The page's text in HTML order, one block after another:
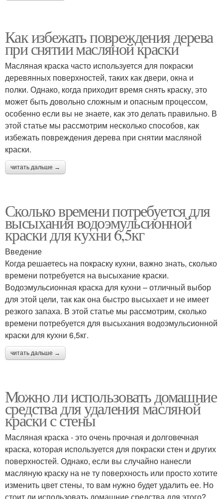
Как избежать повреждения дерева
при снятии масляной краски
Масляная краска часто используется для покраски
деревянных поверхностей, таких как двери, окна и
полки. Однако, когда приходит время снять краску, это
может быть довольно сложным и опасным процессом,
особенно если вы не знаете, как это делать правильно. В
этой статье мы рассмотрим несколько способов, как
избежать повреждения дерева при снятии масляной
краски.
читать дальше →
Сколько времени потребуется для
высыхания водоэмульсионной
краски для кухни 6,5кг
Введение
Когда решаетесь на покраску кухни, важно знать, сколько
времени потребуется на высыхание краски.
Водоэмульсионная краска для кухни – отличный выбор
для этой цели, так как она быстро высыхает и не имеет
резкого запаха. В этой статье мы рассмотрим, сколько
времени потребуется для высыхания водоэмульсионной
краски для кухни 6,5кг.
читать дальше →
Можно ли использовать домашние
средства для удаления масляной
краски с стены
Масляная краска - это очень прочная и долговечная
краска, которая используется для покраски стен и других
поверхностей. Однако, если вы случайно нанесли
масляную краску на не ту поверхность или просто хотите
изменить цвет стены, то вам нужно будет удалить ее. Но